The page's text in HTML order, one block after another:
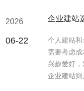
2026
06-22
企业建站
个人建站
需要考虑
兴趣爱好
企业建站则